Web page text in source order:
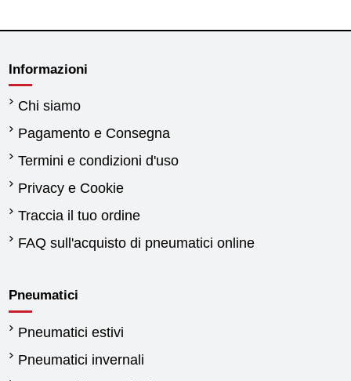
Informazioni
Chi siamo
Pagamento e Consegna
Termini e condizioni d'uso
Privacy e Cookie
Traccia il tuo ordine
FAQ sull'acquisto di pneumatici online
Pneumatici
Pneumatici estivi
Pneumatici invernali